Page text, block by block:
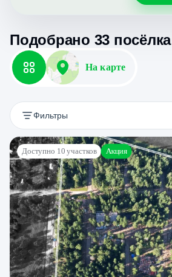
Подобрано 33 посёлка
На карте
Фильтры
Доступно 10 участков Акция